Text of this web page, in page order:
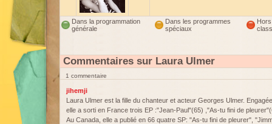
Dans la programmation
générale
Dans les programmes
spéciaux
Hors
Commentaires sur Laura Ulmer
1 commentaire
jihemji
Laura Ulmer est la fille du chanteur et acteur Georges Ulmer.
elle a sorti en France trois EP :"Jean-Paul"(65) ,"As-tu fini de
Au Canada, elle a publié en 66 quatre SP: "As-tu fini de pleurer",